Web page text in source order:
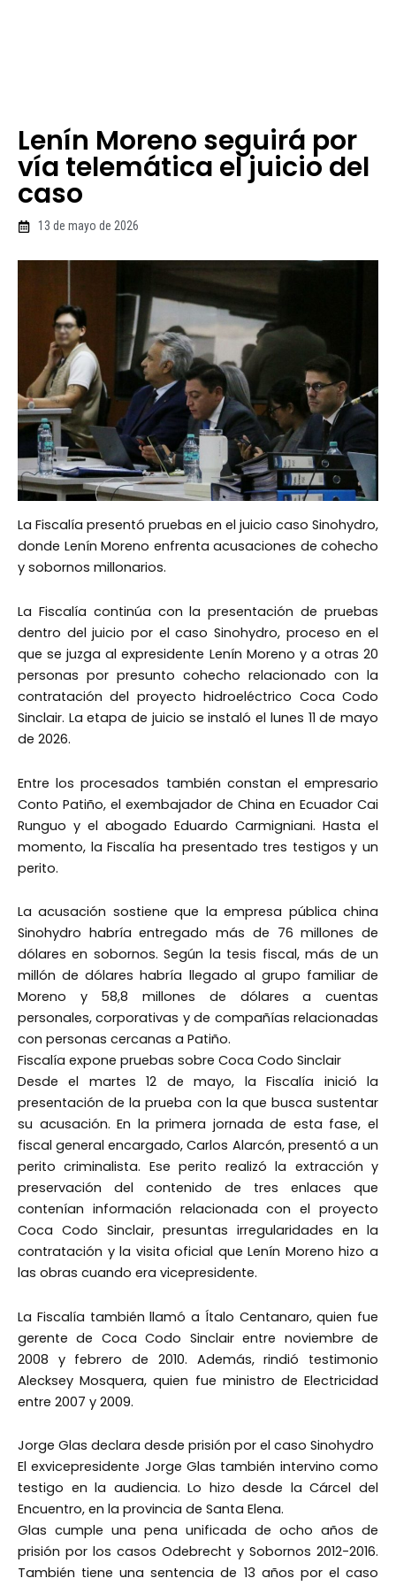
Lenín Moreno seguirá por
vía telemática el juicio del
caso
13 de mayo de 2026
La Fiscalía presentó pruebas en el juicio caso Sinohydro,
donde Lenín Moreno enfrenta acusaciones de cohecho
y sobornos millonarios.
La Fiscalía continúa con la presentación de pruebas
dentro del juicio por el caso Sinohydro, proceso en el
que se juzga al expresidente Lenín Moreno y a otras 20
personas por presunto cohecho relacionado con la
contratación del proyecto hidroeléctrico Coca Codo
Sinclair. La etapa de juicio se instaló el lunes 11 de mayo
de 2026.
Entre los procesados también constan el empresario
Conto Patiño, el exembajador de China en Ecuador Cai
Runguo y el abogado Eduardo Carmigniani. Hasta el
momento, la Fiscalía ha presentado tres testigos y un
perito.
La acusación sostiene que la empresa pública china
Sinohydro habría entregado más de 76 millones de
dólares en sobornos. Según la tesis fiscal, más de un
millón de dólares habría llegado al grupo familiar de
Moreno y 58,8 millones de dólares a cuentas
personales, corporativas y de compañías relacionadas
con personas cercanas a Patiño.
Fiscalía expone pruebas sobre Coca Codo Sinclair
Desde el martes 12 de mayo, la Fiscalía inició la
presentación de la prueba con la que busca sustentar
su acusación. En la primera jornada de esta fase, el
fiscal general encargado, Carlos Alarcón, presentó a un
perito criminalista. Ese perito realizó la extracción y
preservación del contenido de tres enlaces que
contenían información relacionada con el proyecto
Coca Codo Sinclair, presuntas irregularidades en la
contratación y la visita oficial que Lenín Moreno hizo a
las obras cuando era vicepresidente.
La Fiscalía también llamó a Ítalo Centanaro, quien fue
gerente de Coca Codo Sinclair entre noviembre de
2008 y febrero de 2010. Además, rindió testimonio
Alecksey Mosquera, quien fue ministro de Electricidad
entre 2007 y 2009.
Jorge Glas declara desde prisión por el caso Sinohydro
El exvicepresidente Jorge Glas también intervino como
testigo en la audiencia. Lo hizo desde la Cárcel del
Encuentro, en la provincia de Santa Elena.
Glas cumple una pena unificada de ocho años de
prisión por los casos Odebrecht y Sobornos 2012-2016.
También tiene una sentencia de 13 años por el caso